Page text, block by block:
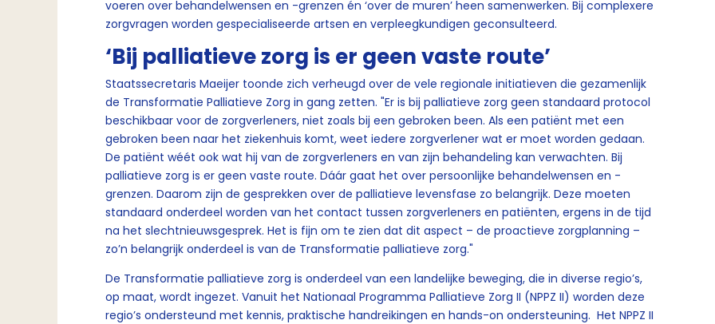
voeren over behandelwensen en -grenzen én ‘over de muren’ heen samenwerken. Bij complexere
zorgvragen worden gespecialiseerde artsen en verpleegkundigen geconsulteerd.
‘Bij palliatieve zorg is er geen vaste route’
Staatssecretaris Maeijer toonde zich verheugd over de vele regionale initiatieven die gezamenlijk
de Transformatie Palliatieve Zorg in gang zetten. "Er is bij palliatieve zorg geen standaard protocol
beschikbaar voor de zorgverleners, niet zoals bij een gebroken been. Als een patiënt met een
gebroken been naar het ziekenhuis komt, weet iedere zorgverlener wat er moet worden gedaan.
De patiënt wéét ook wat hij van de zorgverleners en van zijn behandeling kan verwachten. Bij
palliatieve zorg is er geen vaste route. Dáár gaat het over persoonlijke behandelwensen en -
grenzen. Daarom zijn de gesprekken over de palliatieve levensfase zo belangrijk. Deze moeten
standaard onderdeel worden van het contact tussen zorgverleners en patiënten, ergens in de tijd
na het slechtnieuwsgesprek. Het is fijn om te zien dat dit aspect – de proactieve zorgplanning –
zo’n belangrijk onderdeel is van de Transformatie palliatieve zorg."
De Transformatie palliatieve zorg is onderdeel van een landelijke beweging, die in diverse regio’s,
op maat, wordt ingezet. Vanuit het Nationaal Programma Palliatieve Zorg II (NPPZ II) worden deze
regio’s ondersteund met kennis, praktische handreikingen en hands-on ondersteuning. Het NPPZ II